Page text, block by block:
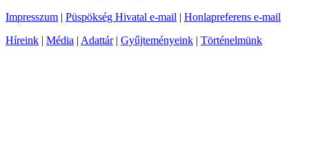
Impresszum | Püspökség Hivatal e-mail | Honlapreferens e-mail
Híreink | Média | Adattár| Gyűjteményeink | Történelmünk